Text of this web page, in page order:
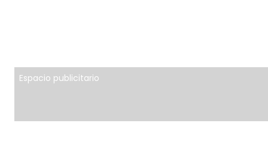
Espacio publicitario